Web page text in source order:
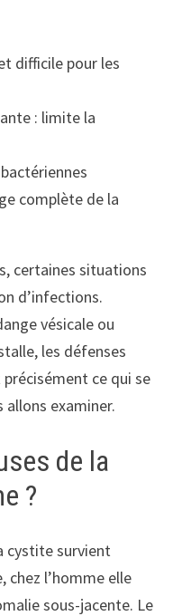
difficile pour les
: limite la
complète de la
certaines situations
d’infections.
vésicale ou
les défenses
précisément ce qui se
allons examiner.
de la
?
cystite survient
l’homme elle
sous-jacente. Le